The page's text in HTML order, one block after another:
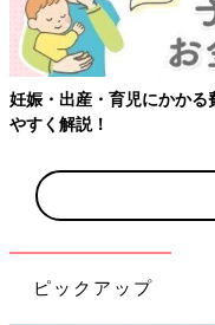
妊娠・出産・育児にかかる
やすく解説！
ピックアップ